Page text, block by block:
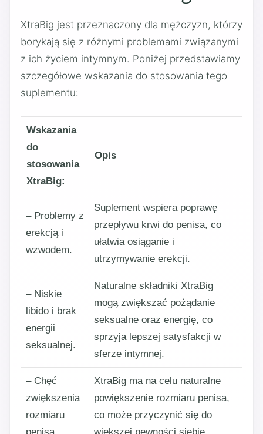
XtraBig jest przeznaczony dla mężczyzn, którzy
borykają się z różnymi problemami związanymi
z ich życiem intymnym. Poniżej przedstawiamy
szczegółowe wskazania do stosowania tego
suplementu:
Wskazania
do
stosowania
XtraBig:
Opis
– Problemy z
erekcją i
wzwodem.
Suplement wspiera poprawę
przepływu krwi do penisa, co
ułatwia osiąganie i
utrzymywanie erekcji.
– Niskie
libido i brak
energii
seksualnej.
Naturalne składniki XtraBig
mogą zwiększać pożądanie
seksualne oraz energię, co
sprzyja lepszej satysfakcji w
sferze intymnej.
– Chęć
zwiększenia
rozmiaru
XtraBig ma na celu naturalne
powiększenie rozmiaru penisa,
co może przyczynić się do